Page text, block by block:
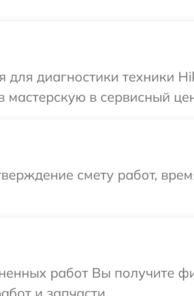
диагностики техники
в сервисный
смету работ,
работ Вы получите